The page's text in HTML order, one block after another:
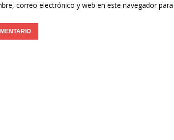
correo electrónico y web en este navegador